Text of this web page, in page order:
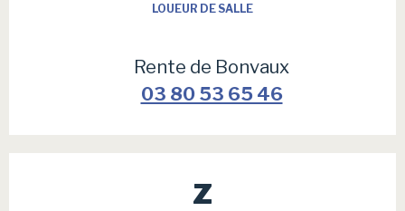
LOUEUR DE SALLE
Rente de Bonvaux
03 80 53 65 46
Z